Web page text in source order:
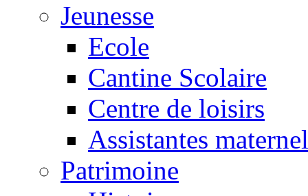
Jeunesse
Ecole
Cantine Scolaire
Centre de loisirs
Assistantes
Patrimoine